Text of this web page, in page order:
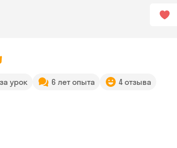
урок 6 лет опыта 4 отзыва